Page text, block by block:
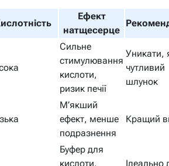
Ефект
натщесерце
Сильне
стимулювання
кислоти,
ризик печії
Уникати,
чутливий
шлунок
М’якший
ефект, менше
подразнення
Кращий
Буфер для
кислоти,
Ідеально